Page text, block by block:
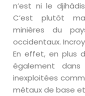
n’est ni le
C’est plutôt
minières du
occidentaux.
En effet, en plus
également dans
inexploitées
métaux de base